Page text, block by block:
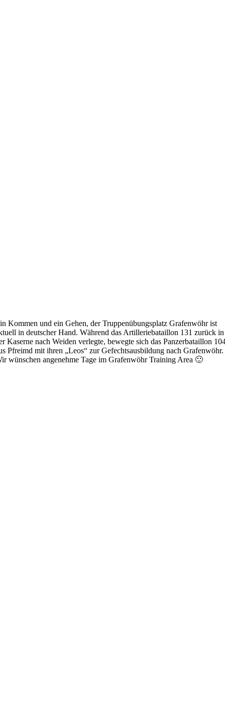
Kommen und ein Gehen, der Truppenübungsplatz Grafenwöhr ist
in deutscher Hand. Während das Artilleriebataillon 131 zurück in
Kaserne nach Weiden verlegte, bewegte sich das Panzerbataillon
Pfreimd mit ihren „Leos“ zur Gefechtsausbildung nach Grafenwöhr.
wünschen angenehme Tage im Grafenwöhr Training Area 🙂